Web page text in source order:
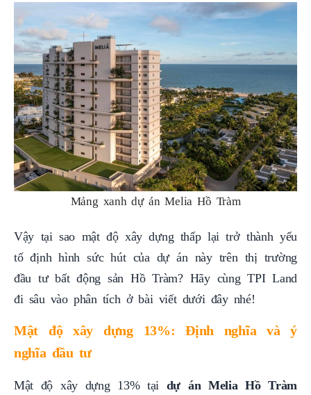
Mảng xanh dự án Melia Hồ Tràm
Vậy tại sao mật độ xây dựng thấp lại trở thành yếu
tố định hình sức hút của dự án này trên thị trường
đầu tư bất động sản Hồ Tràm? Hãy cùng TPI Land
đi sâu vào phân tích ở bài viết dưới đây nhé!
Mật độ xây dựng 13%: Định nghĩa và ý
nghĩa đầu tư
Mật độ xây dựng 13% tại dự án Melia Hồ Tràm